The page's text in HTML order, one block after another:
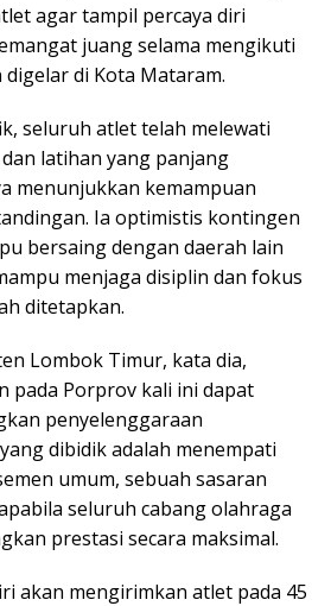
agar tampil percaya diri
juang selama mengikuti
di Kota Mataram.
seluruh atlet telah melewati
latihan yang panjang
menunjukkan kemampuan
Ia optimistis kontingen
bersaing dengan daerah lain
menjaga disiplin dan fokus
ditetapkan.
Lombok Timur, kata dia,
pada Porprov kali ini dapat
penyelenggaraan
dibidik adalah menempati
umum, sebuah sasaran
seluruh cabang olahraga
prestasi secara maksimal.
akan mengirimkan atlet pada 45